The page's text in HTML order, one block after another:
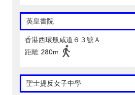
英皇書院
香港西環般咸道６３號Ａ
距離 280m
聖士提反女子中學